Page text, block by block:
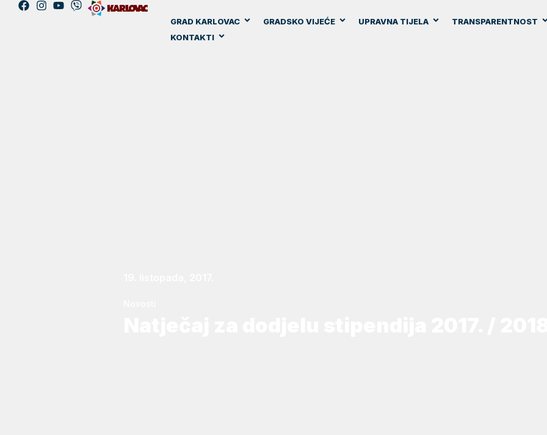
GRAD KARLOVAC GRADSKO VIJEĆE UPRAVNA TIJELA TRANSPARENTNOST
KONTAKTI